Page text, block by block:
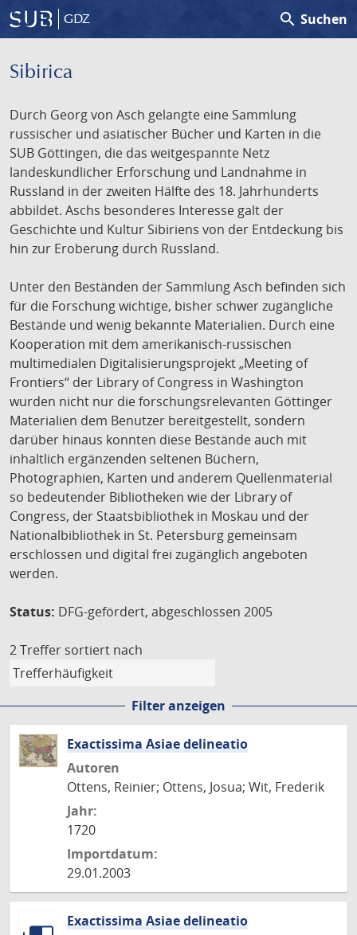
GDZ search Suchen
Sibirica
Durch Georg von Asch gelangte eine Sammlung
russischer und asiatischer Bücher und Karten in die
SUB Göttingen, die das weitgespannte Netz
landeskundlicher Erforschung und Landnahme in
Russland in der zweiten Hälfte des 18. Jahrhunderts
abbildet. Aschs besonderes Interesse galt der
Geschichte und Kultur Sibiriens von der Entdeckung bis
hin zur Eroberung durch Russland.
Unter den Beständen der Sammlung Asch befinden sich
für die Forschung wichtige, bisher schwer zugängliche
Bestände und wenig bekannte Materialien. Durch eine
Kooperation mit dem amerikanisch-russischen
multimedialen Digitalisierungsprojekt „Meeting of
Frontiers“ der Library of Congress in Washington
wurden nicht nur die forschungsrelevanten Göttinger
Materialien dem Benutzer bereitgestellt, sondern
darüber hinaus konnten diese Bestände auch mit
inhaltlich ergänzenden seltenen Büchern,
Photographien, Karten und anderem Quellenmaterial
so bedeutender Bibliotheken wie der Library of
Congress, der Staatsbibliothek in Moskau und der
Nationalbibliothek in St. Petersburg gemeinsam
erschlossen und digital frei zugänglich angeboten
werden.
Status: DFG-gefördert, abgeschlossen 2005
2 Treffer sortiert nach
Filter anzeigen
Exactissima Asiae delineatio
Autoren
Ottens, Reinier; Ottens, Josua; Wit, Frederik
Jahr:
1720
Importdatum:
29.01.2003
Exactissima Asiae delineatio